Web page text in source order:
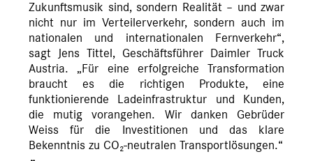
Zukunftsmusik sind, sondern Realität – und zwar
nicht nur im Verteilerverkehr, sondern auch im
nationalen und internationalen Fernverkehr“,
sagt Jens Tittel, Geschäftsführer Daimler Truck
Austria. „Für eine erfolgreiche Transformation
braucht es die richtigen Produkte, eine
funktionierende Ladeinfrastruktur und Kunden,
die mutig vorangehen. Wir danken Gebrüder
Weiss für die Investitionen und das klare
Bekenntnis zu CO₂-neutralen Transportlösungen.“